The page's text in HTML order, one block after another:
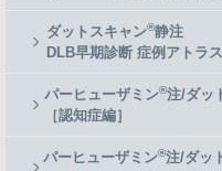
ダットスキャン®静注
DLB早期診断 症例アトラ
パーヒューザミン®注/ダッ
［認知症編］
パーヒューザミン®注/ダッ